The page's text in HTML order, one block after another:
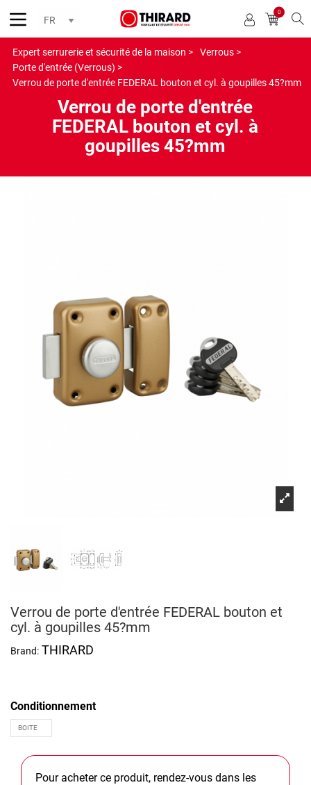
0
Expert serrurerie et sécurité de la maison >
Verrous >
Porte d'entrée (Verrous) >
Verrou de porte d'entrée FEDERAL bouton et cyl. à goupilles 45?mm
Verrou de porte d'entrée
FEDERAL bouton et cyl. à
goupilles 45?mm
Verrou de porte d'entrée FEDERAL bouton et
cyl. à goupilles 45?mm
Brand: THIRARD
Conditionnement
Pour acheter ce produit, rendez-vous dans les